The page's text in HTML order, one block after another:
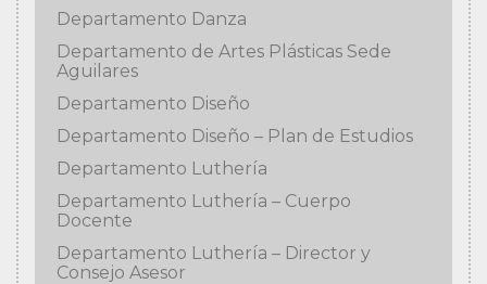
Departamento Danza
Departamento de Artes Plásticas Sede
Aguilares
Departamento Diseño
Departamento Diseño – Plan de Estudios
Departamento Luthería
Departamento Luthería – Cuerpo
Docente
Departamento Luthería – Director y
Consejo Asesor